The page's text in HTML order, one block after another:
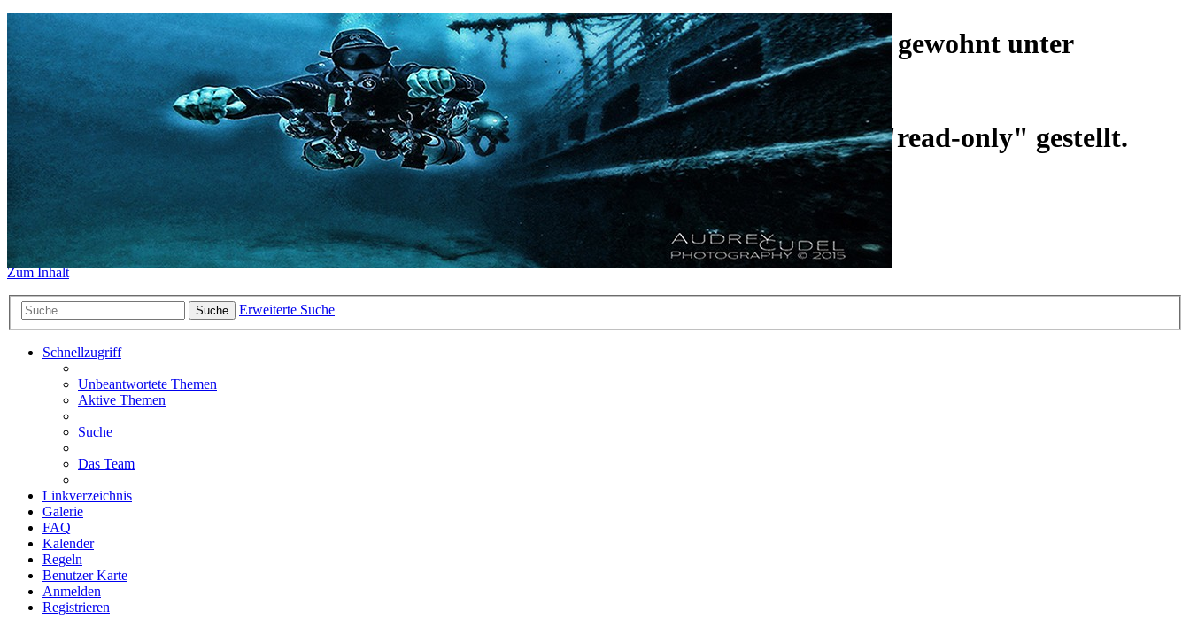
Das Sidemount-Forum ist auf ein neues Forensystem umgezogen und wie gewohnt unter
https://www.sidemount-forum.comerreichbar.
Das alte Forum hier existiert nur aufgrund deralten Galerieund ist auf "read-only" gestellt.
Sidemount-Forum
Erlebe den Unterschied
Zum Inhalt
Suche Erweiterte Suche
Schnellzugriff
Unbeantwortete Themen
Aktive Themen
Suche
Das Team
Linkverzeichnis
Galerie
FAQ
Kalender
Regeln
Benutzer Karte
Anmelden
Registrieren